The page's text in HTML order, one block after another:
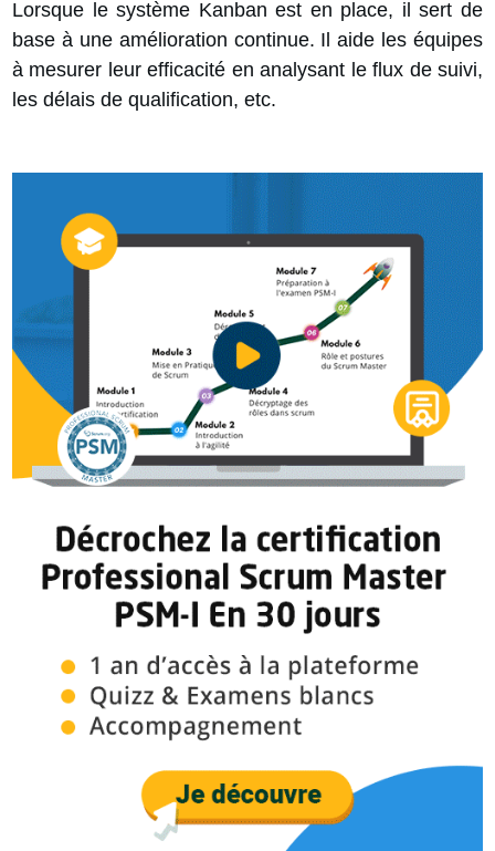
Lorsque le système Kanban est en place, il sert de
base à une amélioration continue. Il aide les équipes
à mesurer leur efficacité en analysant le flux de suivi,
les délais de qualification, etc.